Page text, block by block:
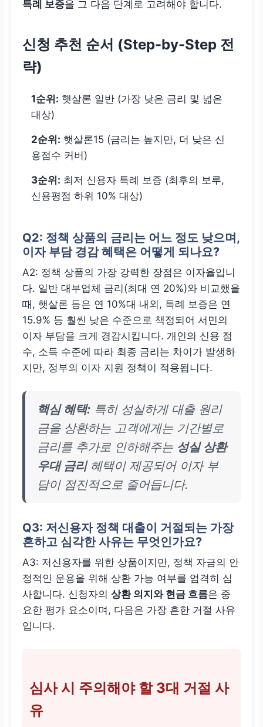
특례 보증을 그 다음 단계로 고려해야 합니다.
신청 추천 순서 (Step-by-Step 전
략)
1순위: 햇살론 일반 (가장 낮은 금리 및 넓은
대상)
2순위: 햇살론15 (금리는 높지만, 더 낮은 신
용점수 커버)
3순위: 최저 신용자 특례 보증 (최후의 보루,
신용평점 하위 10% 대상)
Q2: 정책 상품의 금리는 어느 정도 낮으며,
이자 부담 경감 혜택은 어떻게 되나요?
A2: 정책 상품의 가장 강력한 장점은 이자율입니
다. 일반 대부업체 금리(최대 연 20%)와 비교했을
때, 햇살론 등은 연 10%대 내외, 특례 보증은 연
15.9% 등 훨씬 낮은 수준으로 책정되어 서민의
이자 부담을 크게 경감시킵니다. 개인의 신용 점
수, 소득 수준에 따라 최종 금리는 차이가 발생하
지만, 정부의 이자 지원 정책이 적용됩니다.
핵심 혜택: 특히 성실하게 대출 원리
금을 상환하는 고객에게는 기간별로
금리를 추가로 인하해주는 성실 상환
우대 금리혜택이 제공되어 이자 부
담이 점진적으로 줄어듭니다.
Q3: 저신용자 정책 대출이 거절되는 가장
흔하고 심각한 사유는 무엇인가요?
A3: 저신용자를 위한 상품이지만, 정책 자금의 안
정적인 운용을 위해 상환 가능 여부를 엄격히 심
사합니다. 신청자의상환 의지와 현금 흐름은 중
요한 평가 요소이며, 다음은 가장 흔한 거절 사유
입니다.
심사 시 주의해야 할 3대 거절 사
유